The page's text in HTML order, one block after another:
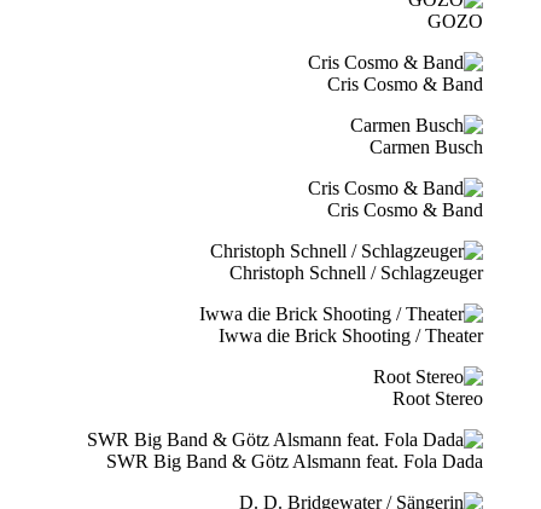
GOZO
Cris Cosmo & Band
Carmen Busch
Cris Cosmo & Band
Christoph Schnell / Schlagzeuger
Iwwa die Brick Shooting / Theater
Root Stereo
SWR Big Band & Götz Alsmann feat. Fola Dada